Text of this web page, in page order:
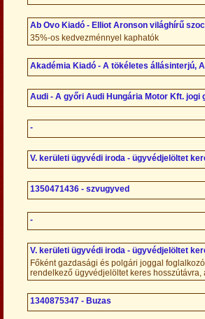
Ab Ovo Kiadó - Elliot Aronson világhírű
35%-os kedvezménnyel kaphatók
Akadémia Kiadó - A tökéletes állásinterjú,
Audi - A győri Audi Hungária Motor Kft. jogi
-
V. kerületi ügyvédi iroda - ügyvédjelöltet
1350471436 - szvugyved
-
V. kerületi ügyvédi iroda - ügyvédjelöltet
Főként gazdasági és polgári joggal
rendelkező ügyvédjelöltet keres hosszútávra,
1340875347 - Buzas